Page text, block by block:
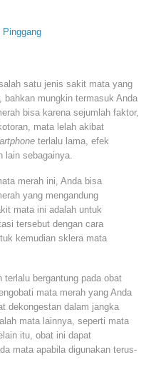
satu jenis sakit mata yang
bahkan mungkin termasuk Anda
bisa karena sejumlah faktor,
mata lelah akibat
terlalu lama, efek
lain sebagainya.
merah ini, Anda bisa
yang mengandung
mata ini adalah untuk
tersebut dengan cara
kemudian sklera mata
bergantung pada obat
mata merah yang Anda
dekongestan dalam jangka
mata lainnya, seperti mata
itu, obat ini dapat
mata apabila digunakan terus-